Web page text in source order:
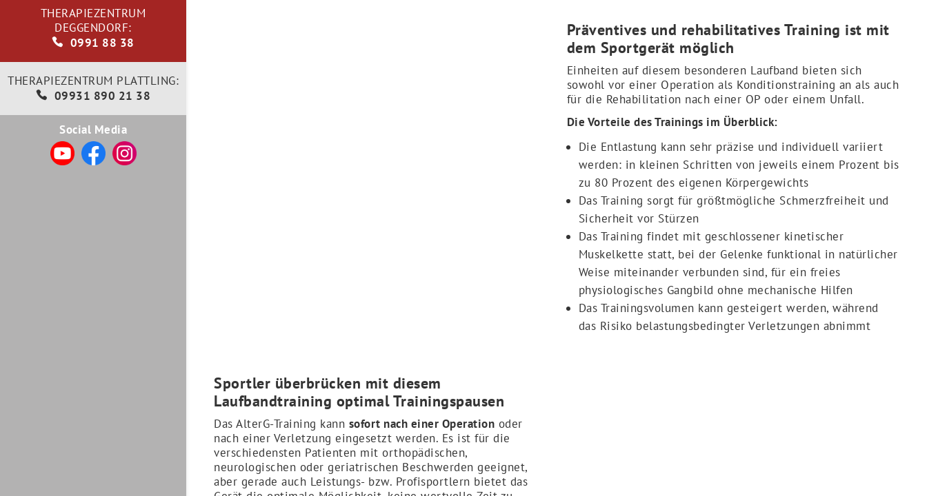
THERAPIEZENTRUM
DEGGENDORF:
0991 88 38
THERAPIEZENTRUM PLATTLING:
09931 890 21 38
Social Media
Präventives und rehabilitatives Training ist mit
dem Sportgerät möglich
Einheiten auf diesem besonderen Laufband bieten sich
sowohl vor einer Operation als Konditionstraining an als auch
für die Rehabilitation nach einer OP oder einem Unfall.
Die Vorteile des Trainings im Überblick:
Die Entlastung kann sehr präzise und individuell variiert
werden: in kleinen Schritten von jeweils einem Prozent bis
zu 80 Prozent des eigenen Körpergewichts
Das Training sorgt für größtmögliche Schmerzfreiheit und
Sicherheit vor Stürzen
Das Training findet mit geschlossener kinetischer
Muskelkette statt, bei der Gelenke funktional in natürlicher
Weise miteinander verbunden sind, für ein freies
physiologisches Gangbild ohne mechanische Hilfen
Das Trainingsvolumen kann gesteigert werden, während
das Risiko belastungsbedingter Verletzungen abnimmt
Sportler überbrücken mit diesem
Laufbandtraining optimal Trainingspausen
Das AlterG-Training kann sofort nach einer Operation oder
nach einer Verletzung eingesetzt werden. Es ist für die
verschiedensten Patienten mit orthopädischen,
neurologischen oder geriatrischen Beschwerden geeignet,
aber gerade auch Leistungs- bzw. Profisportlern bietet das